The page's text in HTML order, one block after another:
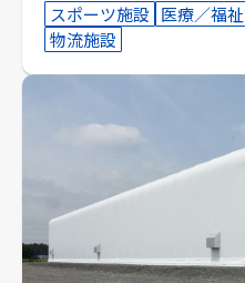
スポーツ施設 医療／福
物流施設